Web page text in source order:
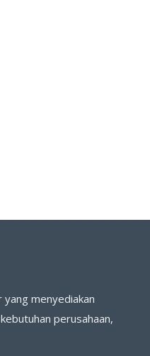
menyediakan
perusahaan,